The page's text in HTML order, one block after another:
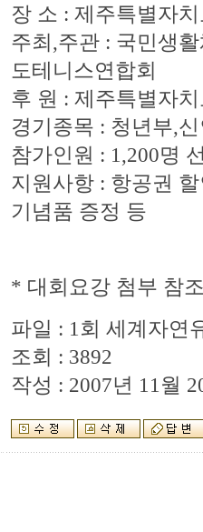
장 소 : 제주특별자
주최,주관 : 국민생
도테니스연합회
후 원 : 제주특별자
경기종목 : 청년부,
참가인원 : 1,200명
지원사항 : 항공권
기념품 증정 등
* 대회요강 첨부 참
파일 : 1회 세계자연
조회 : 3892
작성 : 2007년 11월